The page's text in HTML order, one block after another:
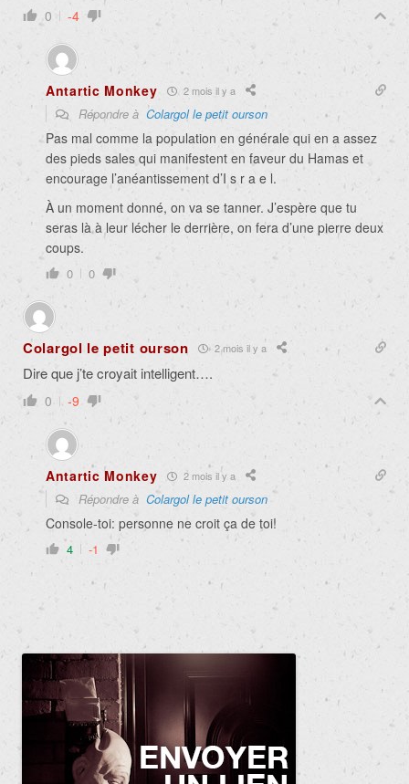
0 -4
Antartic Monkey 2 mois il y a
Répondre à Colargol le petit ourson
Pas mal comme la population en générale qui en a assez
des pieds sales qui manifestent en faveur du Hamas et
encourage l’anéantissement d’I s r a e l.
À un moment donné, on va se tanner. J’espère que tu
seras là à leur lécher le derrière, on fera d’une pierre deux
coups.
0 0
Colargol le petit ourson 2 mois il y a
Dire que j’te croyait intelligent….
0 -9
Antartic Monkey 2 mois il y a
Répondre à Colargol le petit ourson
Console-toi: personne ne croit ça de toi!
4 -1